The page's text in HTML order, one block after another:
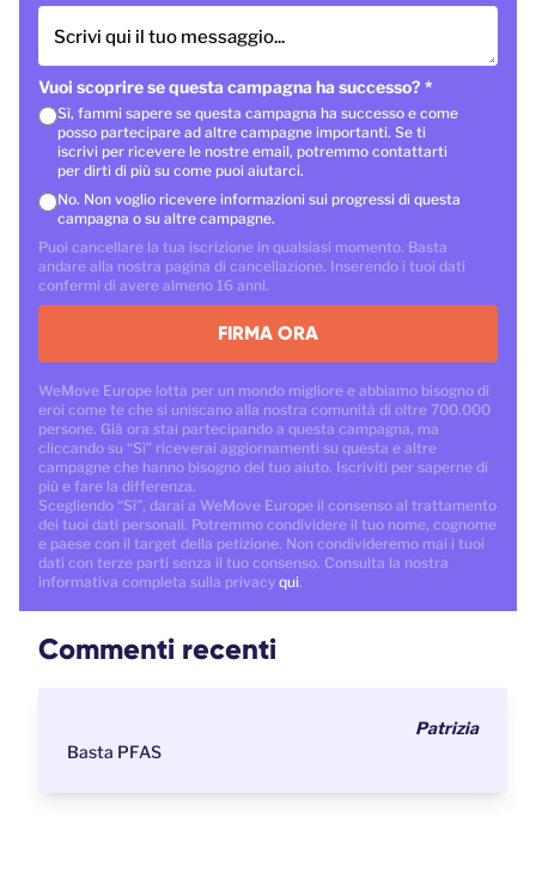
Scrivi qui il tuo messaggio...
Vuoi scoprire se questa campagna ha successo? *
Sì, fammi sapere se questa campagna ha successo e come
posso partecipare ad altre campagne importanti. Se ti
iscrivi per ricevere le nostre email, potremmo contattarti
per dirti di più su come puoi aiutarci.
No. Non voglio ricevere informazioni sui progressi di questa
campagna o su altre campagne.
Puoi cancellare la tua iscrizione in qualsiasi momento. Basta
andare alla nostra pagina di cancellazione. Inserendo i tuoi dati
confermi di avere almeno 16 anni.
FIRMA ORA
WeMove Europe lotta per un mondo migliore e abbiamo bisogno di
eroi come te che si uniscano alla nostra comunità di oltre 700.000
persone. Già ora stai partecipando a questa campagna, ma
cliccando su “Sì” riceverai aggiornamenti su questa e altre
campagne che hanno bisogno del tuo aiuto. Iscriviti per saperne di
più e fare la differenza.
Scegliendo “Sì”, darai a WeMove Europe il consenso al trattamento
dei tuoi dati personali. Potremmo condividere il tuo nome, cognome
e paese con il target della petizione. Non condivideremo mai i tuoi
dati con terze parti senza il tuo consenso. Consulta la nostra
informativa completa sulla privacy qui.
Commenti recenti
Patrizia
Basta PFAS